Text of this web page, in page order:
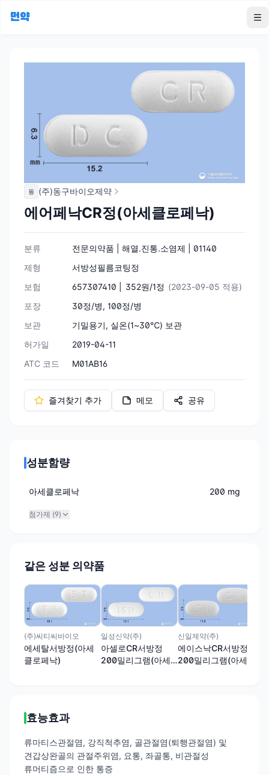
먼약
동 (주)동구바이오제약
에어페낙CR정(아세클로페낙)
분류
전문의약품 | 해열.진통.소염제 | 01140
제형
서방성필름코팅정
보험
657307410 | 352원/1정 (2023-09-05 적용)
포장
30정/병, 100정/병
보관
기밀용기, 실온(1~30℃) 보관
허가일
2019-04-11
ATC 코드
M01AB16
즐겨찾기 추가 메모 공유
성분함량
아세클로페낙 200 mg
첨가제 (9)
같은 성분 의약품
(주)씨티씨바이오
에세탈서방정(아세
클로페낙)
일성신약(주)
아셀로CR서방정
200밀리그램(아세
신일제약(주)
에이스낙CR서방정
200밀리그램(아세
효능효과
류마티스관절염, 강직척추염, 골관절염(퇴행관절염) 및
견갑상완골의 관절주위염, 요통, 좌골통, 비관절성
류머티즘으로 인한 통증